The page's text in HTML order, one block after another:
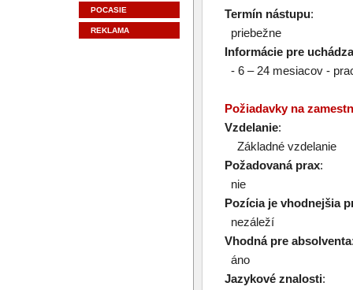
POCASIE
REKLAMA
Termín nástupu:
priebežne
Informácie pre
- 6 – 24 mesiacov -
Požiadavky na
Vzdelanie:
Základné vzdelanie
Požadovaná prax:
nie
Pozícia je vhodnejšia
nezáleží
Vhodná pre absolventa
áno
Jazykové znalosti: